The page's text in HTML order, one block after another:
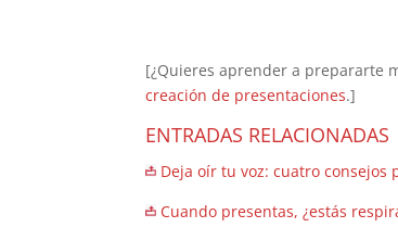
[¿Quieres aprender a prepararte
creación de presentaciones.]
ENTRADAS RELACIONADAS
Deja oír tu voz: cuatro
Cuando presentas, ¿estás